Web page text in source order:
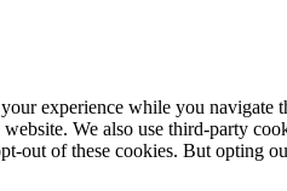
experience while you navigate
We also use third-party
out of these cookies. But opting